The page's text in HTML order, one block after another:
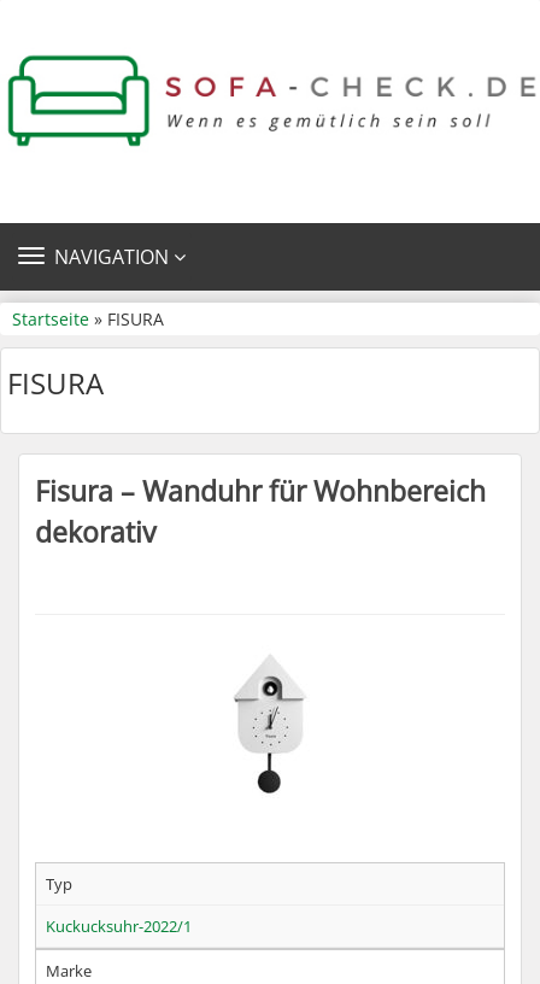
TOGGLE
NAVIGATION
Startseite » FISURA
FISURA
Fisura – Wanduhr für Wohnbereich
dekorativ
Typ
Kuckucksuhr-2022/1
Marke